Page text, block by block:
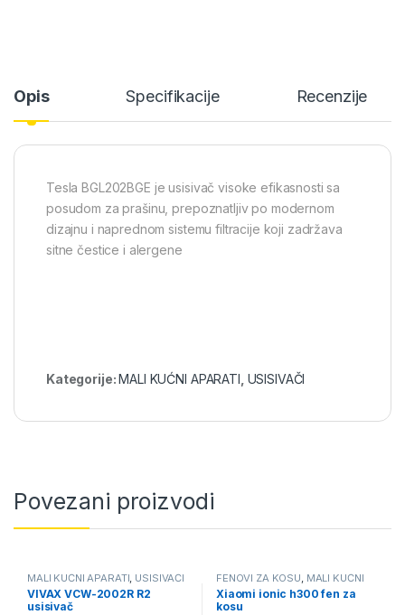
Opis Specifikacije Recenzije
Tesla BGL202BGE je usisivač visoke efikasnosti sa
posudom za prašinu, prepoznatljiv po modernom
dizajnu i naprednom sistemu filtracije koji zadržava
sitne čestice i alergene
Kategorije:MALI KUĆNI APARATI USISIVAČI
Povezani proizvodi
MALI KUĆNI APARATI USISIVAČI
VIVAX VCW-2002R R2
usisivač
FENOVI ZA KOSU MALI KUĆNI
APARATI
Xiaomi ionic h300 fen za
kosu